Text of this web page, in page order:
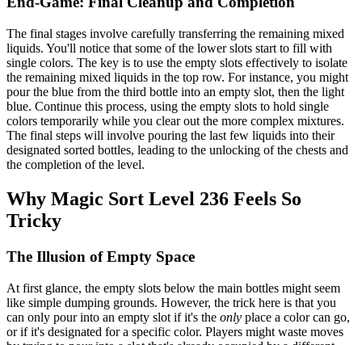
The final stages involve carefully transferring the remaining mixed
liquids. You'll notice that some of the lower slots start to fill with
single colors. The key is to use the empty slots effectively to isolate
the remaining mixed liquids in the top row. For instance, you might
pour the blue from the third bottle into an empty slot, then the light
blue. Continue this process, using the empty slots to hold single
colors temporarily while you clear out the more complex mixtures.
The final steps will involve pouring the last few liquids into their
designated sorted bottles, leading to the unlocking of the chests and
the completion of the level.
Why Magic Sort Level 236 Feels So
Tricky
The Illusion of Empty Space
At first glance, the empty slots below the main bottles might seem
like simple dumping grounds. However, the trick here is that you
can only pour into an empty slot if it's the only place a color can go,
or if it's designated for a specific color. Players might waste moves